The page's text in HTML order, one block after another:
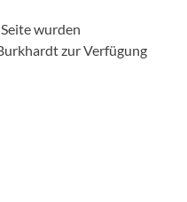
wurden
zur Verfügung